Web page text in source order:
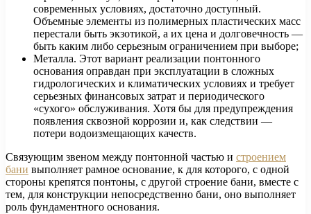
современных условиях, достаточно доступный.
Объемные элементы из полимерных пластических масс
перестали быть экзотикой, а их цена и долговечность —
быть каким либо серьезным ограничением при выборе;
Металла. Этот вариант реализации понтонного
основания оправдан при эксплуатации в сложных
гидрологических и климатических условиях и требует
серьезных финансовых затрат и периодического
«сухого» обслуживания. Хотя бы для предупреждения
появления сквозной коррозии и, как следствии —
потери водоизмещающих качеств.
Связующим звеном между понтонной частью и строением
бани выполняет рамное основание, к для которого, с одной
стороны крепятся понтоны, с другой строение бани, вместе с
тем, для конструкции непосредственно бани, оно выполняет
роль фундаментного основания.